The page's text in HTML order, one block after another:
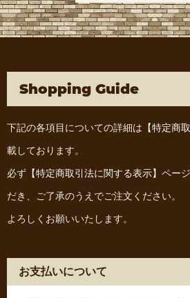
Shopping Guide
下記の各項目についての詳細は 【特定商
載しております。
必ず 【特定商取引法に関する表示】 ペー
だき、ご了承のうえでご注文ください。
よろしくお願いいたします。
お支払いについて